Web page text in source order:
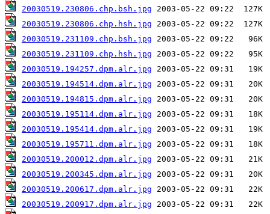
20030519.230806.chp.bsh.jpg
20030519.230806.chp.hsh.jpg
20030519.231109.chp.bsh.jpg
20030519.231109.chp.hsh.jpg
20030519.194257.dpm.alr.jpg
20030519.194514.dpm.alr.jpg
20030519.194815.dpm.alr.jpg
20030519.195114.dpm.alr.jpg
20030519.195414.dpm.alr.jpg
20030519.195711.dpm.alr.jpg
20030519.200012.dpm.alr.jpg
20030519.200345.dpm.alr.jpg
20030519.200617.dpm.alr.jpg
20030519.200917.dpm.alr.jpg